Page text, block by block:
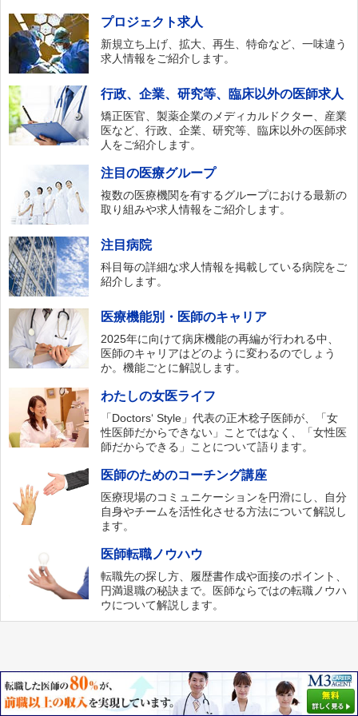
プロジェクト求人
新規立ち上げ、拡大、再生、特命など、一味違う
求人情報をご紹介します。
行政、企業、研究等、臨床以外の医師求人
矯正医官、製薬企業のメディカルドクター、産業
医など、行政、企業、研究等、臨床以外の医師求
人をご紹介します。
注目の医療グループ
複数の医療機関を有するグループにおける最新の
取り組みや求人情報をご紹介します。
注目病院
科目毎の詳細な求人情報を掲載している病院をご
紹介します。
医療機能別・医師のキャリア
2025年に向けて病床機能の再編が行われる中、
医師のキャリアはどのように変わるのでしょう
か。機能ごとに解説します。
わたしの女医ライフ
「Doctors‘ Style」代表の正木稔子医師が、「女
性医師だからできない」ことではなく、「女性医
師だからできる」ことについて語ります。
医師のためのコーチング講座
医療現場のコミュニケーションを円滑にし、自分
自身やチームを活性化させる方法について解説し
ます。
医師転職ノウハウ
転職先の探し方、履歴書作成や面接のポイント、
円満退職の秘訣まで。医師ならではの転職ノウハ
ウについて解説します。